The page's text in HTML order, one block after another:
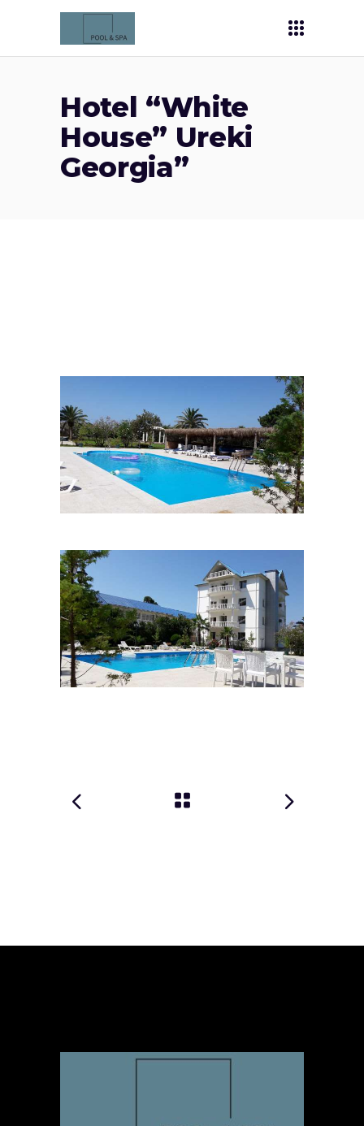
Hotel “White
House” Ureki
Georgia”